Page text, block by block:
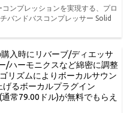
コンプレッションを実現する、プロ
バンドバスコンプレッサー Solid
入時にリバーブ/ディエッサ
/ハーモニクスなど綿密に調整
リズムによりボーカルサウン
げるボーカルプラグイン
常79.00ドル)が無料でもらえ